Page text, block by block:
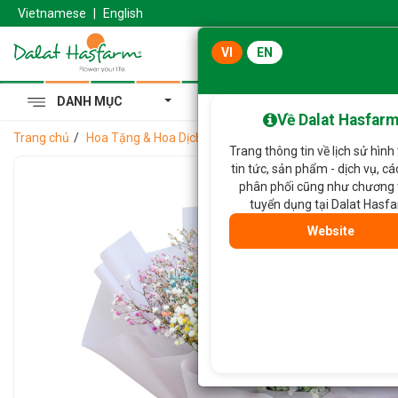
Vietnamese English
DANH MỤC
Trang chủ Hoa Tặng & Hoa Dịch Vụ
VI EN
Về Dalat Hasfarm
Trang thông tin về lịch sử hình
tin tức, sản phẩm - dịch vụ,
phân phối cũng như chương
tuyển dụng tại Dalat
Website